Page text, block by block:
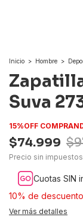
Inicio > Hombre >
Suva
15%OFF
$74.999
Precio sin impuestos
Cuotas SIN
10% de descuento
Ver más detalles